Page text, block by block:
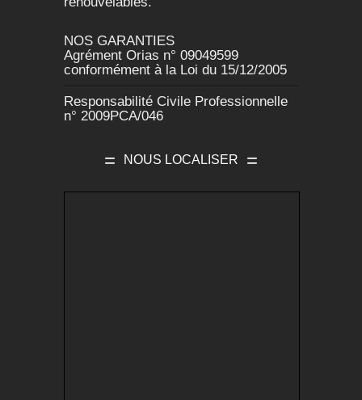
NOS GARANTIES
Agrément Orias n° 09049599
conformément à la Loi du 15/12/2005
Responsabilité Civile Professionnelle
n° 2009PCA/046
NOUS LOCALISER